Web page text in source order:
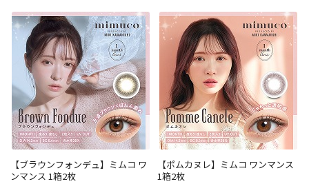
【ブラウンフォンデュ】ミムコ ワ
ンマンス 1箱2枚
【ポムカヌレ】ミムコ ワンマンス
1箱2枚